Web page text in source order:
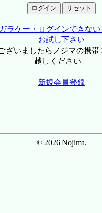
ラケー・ログインできな
お試し下さい
ざいましたらノジマの携帯
越しください。
新規会員登録
© 2026 Nojima.